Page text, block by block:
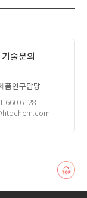
기술문의
품연구담당